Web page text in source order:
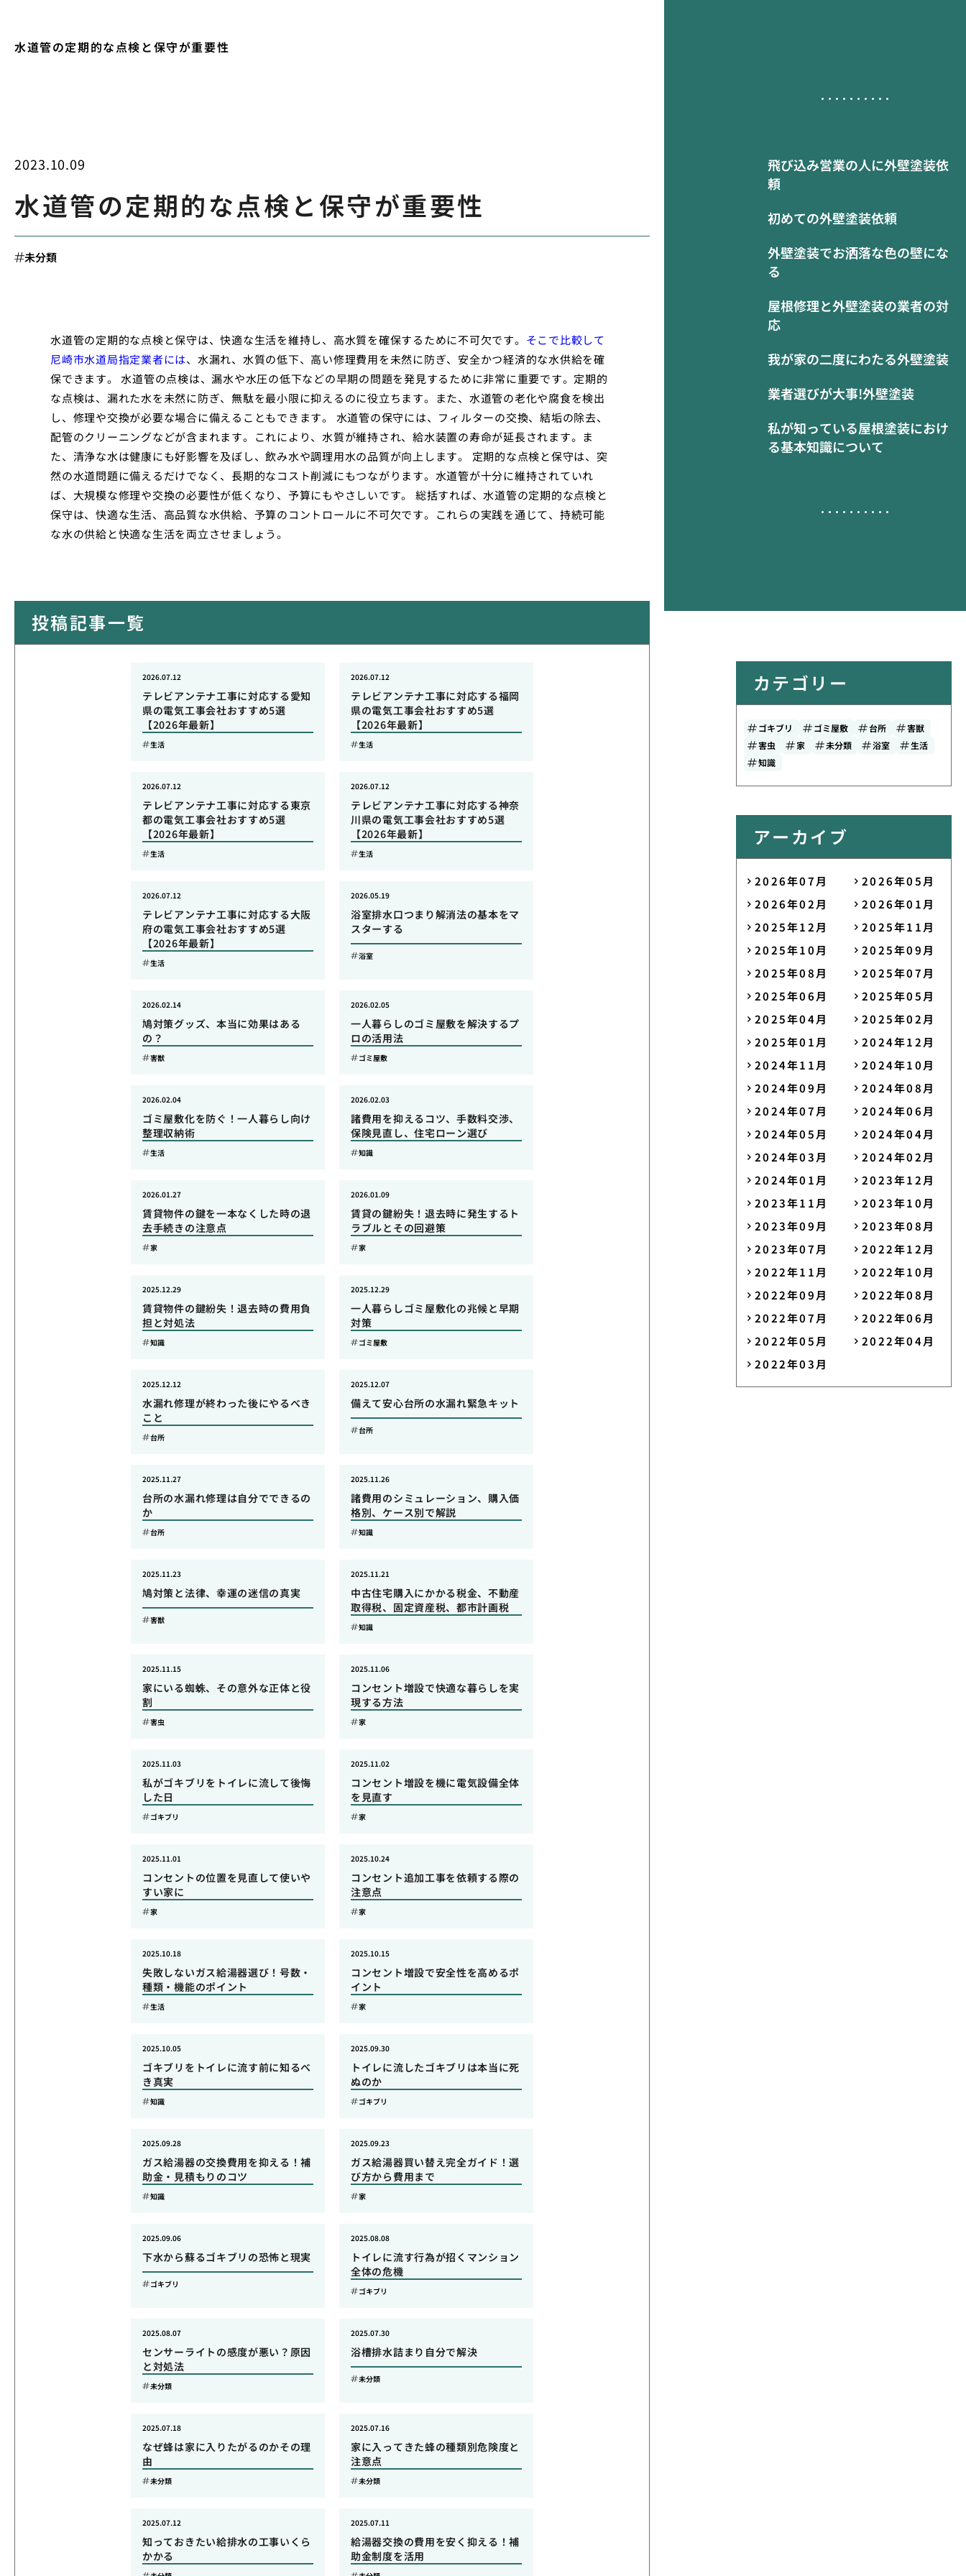
水道管の定期的な点検と保守が重要性
飛び込み営業の人に外壁塗装依
頼
初めての外壁塗装依頼
外壁塗装でお洒落な色の壁にな
る
屋根修理と外壁塗装の業者の対
応
我が家の二度にわたる外壁塗装
業者選びが大事!外壁塗装
私が知っている屋根塗装におけ
る基本知識について
2023.10.09
水道管の定期的な点検と保守が重要性
未分類
水道管の定期的な点検と保守は、快適な生活を維持し、高水質を確保するために不可欠です。 そこで比較して
尼崎市水道局指定業者には、水漏れ、水質の低下、高い修理費用を未然に防ぎ、安全かつ経済的な水供給を確
保できます。 水道管の点検は、漏水や水圧の低下などの早期の問題を発見するために非常に重要です。定期的
な点検は、漏れた水を未然に防ぎ、無駄を最小限に抑えるのに役立ちます。また、水道管の老化や腐食を検出
し、修理や交換が必要な場合に備えることもできます。 水道管の保守には、フィルターの交換、結垢の除去、
配管のクリーニングなどが含まれます。これにより、水質が維持され、給水装置の寿命が延長されます。ま
た、清浄な水は健康にも好影響を及ぼし、飲み水や調理用水の品質が向上します。 定期的な点検と保守は、突
然の水道問題に備えるだけでなく、長期的なコスト削減にもつながります。水道管が十分に維持されていれ
ば、大規模な修理や交換の必要性が低くなり、予算にもやさしいです。 総括すれば、水道管の定期的な点検と
保守は、快適な生活、高品質な水供給、予算のコントロールに不可欠です。これらの実践を通じて、持続可能
な水の供給と快適な生活を両立させましょう。
投稿記事一覧
テレビアンテナ工事に対応する愛知
県の電気工事会社おすすめ5選
【2026年最新】
2026.07.12
生活
テレビアンテナ工事に対応する福岡
県の電気工事会社おすすめ5選
【2026年最新】
2026.07.12
生活
テレビアンテナ工事に対応する東京
都の電気工事会社おすすめ5選
【2026年最新】
2026.07.12
生活
テレビアンテナ工事に対応する神奈
川県の電気工事会社おすすめ5選
【2026年最新】
2026.07.12
生活
テレビアンテナ工事に対応する大阪
府の電気工事会社おすすめ5選
【2026年最新】
2026.07.12
生活
浴室排水口つまり解消法の基本をマ
スターする
2026.05.19
浴室
鳩対策グッズ、本当に効果はある
の？
2026.02.14
害獣
一人暮らしのゴミ屋敷を解決するプ
ロの活用法
2026.02.05
ゴミ屋敷
ゴミ屋敷化を防ぐ！一人暮らし向け
整理収納術
2026.02.04
生活
諸費用を抑えるコツ、手数料交渉、
保険見直し、住宅ローン選び
2026.02.03
知識
賃貸物件の鍵を一本なくした時の退
去手続きの注意点
2026.01.27
家
賃貸の鍵紛失！退去時に発生するト
ラブルとその回避策
2026.01.09
家
賃貸物件の鍵紛失！退去時の費用負
担と対処法
2025.12.29
知識
一人暮らしゴミ屋敷化の兆候と早期
対策
2025.12.29
ゴミ屋敷
水漏れ修理が終わった後にやるべき
こと
2025.12.12
台所
備えて安心台所の水漏れ緊急キット
2025.12.07
台所
台所の水漏れ修理は自分でできるの
か
2025.11.27
台所
諸費用のシミュレーション、購入価
格別、ケース別で解説
2025.11.26
知識
鳩対策と法律、幸運の迷信の真実
2025.11.23
害獣
中古住宅購入にかかる税金、不動産
取得税、固定資産税、都市計画税
2025.11.21
知識
家にいる蜘蛛、その意外な正体と役
割
2025.11.15
害虫
コンセント増設で快適な暮らしを実
現する方法
2025.11.06
家
私がゴキブリをトイレに流して後悔
した日
2025.11.03
ゴキブリ
コンセント増設を機に電気設備全体
を見直す
2025.11.02
家
コンセントの位置を見直して使いや
すい家に
2025.11.01
家
コンセント追加工事を依頼する際の
注意点
2025.10.24
家
失敗しないガス給湯器選び！号数・
種類・機能のポイント
2025.10.18
生活
コンセント増設で安全性を高めるポ
イント
2025.10.15
家
ゴキブリをトイレに流す前に知るべ
き真実
2025.10.05
知識
トイレに流したゴキブリは本当に死
ぬのか
2025.09.30
ゴキブリ
ガス給湯器の交換費用を抑える！補
助金・見積もりのコツ
2025.09.28
知識
ガス給湯器買い替え完全ガイド！選
び方から費用まで
2025.09.23
家
下水から蘇るゴキブリの恐怖と現実
2025.09.06
ゴキブリ
トイレに流す行為が招くマンション
全体の危機
2025.08.08
ゴキブリ
センサーライトの感度が悪い？原因
と対処法
2025.08.07
未分類
浴槽排水詰まり自分で解決
2025.07.30
未分類
なぜ蜂は家に入りたがるのかその理
由
2025.07.18
未分類
家に入ってきた蜂の種類別危険度と
注意点
2025.07.16
未分類
知っておきたい給排水の工事いくら
かかる
2025.07.12
給湯器交換の費用を安く抑える！補
助金制度を活用
2025.07.11
カテゴリー
ゴキブリ ゴミ屋敷 台所
害獣
害虫
家 未分類 浴室
生活
知識
アーカイブ
2026年07月
2026年05月
2026年02月
2026年01月
2025年12月
2025年11月
2025年10月
2025年09月
2025年08月
2025年07月
2025年06月
2025年05月
2025年04月
2025年02月
2025年01月
2024年12月
2024年11月
2024年10月
2024年09月
2024年08月
2024年07月
2024年06月
2024年05月
2024年04月
2024年03月
2024年02月
2024年01月
2023年12月
2023年11月
2023年10月
2023年09月
2023年08月
2023年07月
2022年12月
2022年11月
2022年10月
2022年09月
2022年08月
2022年07月
2022年06月
2022年05月
2022年04月
2022年03月